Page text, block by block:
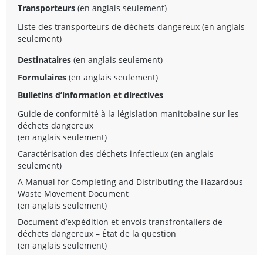
Transporteurs (en anglais seulement)
Liste des transporteurs de déchets dangereux (en anglais
seulement)
Destinataires (en anglais seulement)
Formulaires (en anglais seulement)
Bulletins d’information et directives
Guide de conformité à la législation manitobaine sur les
déchets dangereux
(en anglais seulement)
Caractérisation des déchets infectieux (en anglais
seulement)
A Manual for Completing and Distributing the Hazardous
Waste Movement Document
(en anglais seulement)
Document d’expédition et envois transfrontaliers de
déchets dangereux – État de la question
(en anglais seulement)